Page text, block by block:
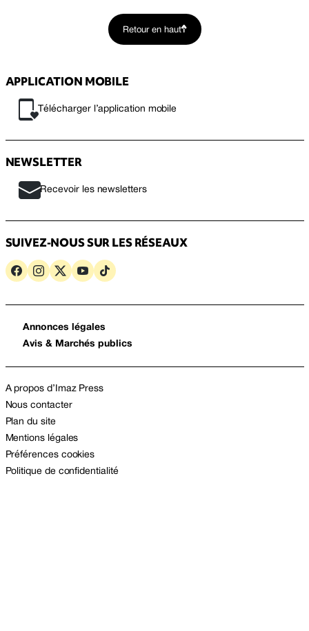
Retour en haut
APPLICATION MOBILE
Télécharger l’application mobile
NEWSLETTER
Recevoir les newsletters
SUIVEZ-NOUS SUR LES RÉSEAUX
Annonces légales
Avis & Marchés publics
A propos d’Imaz Press
Nous contacter
Plan du site
Mentions légales
Préférences cookies
Politique de confidentialité